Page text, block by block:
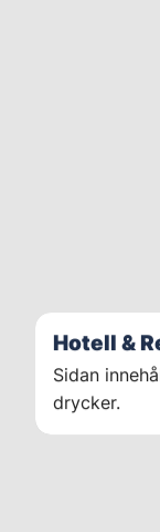
Hotell &
Sidan
drycker.